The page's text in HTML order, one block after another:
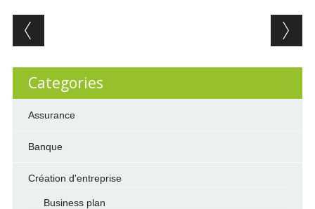
Post navigation
Categories
Assurance
Banque
Création d'entreprise
Business plan